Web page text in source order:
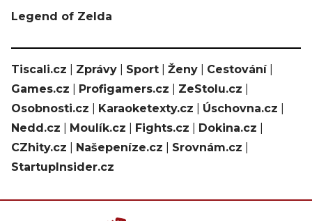
Legend of Zelda
Tiscali.cz Zprávy Sport Ženy Cestování|
Games.cz
Profigamers.cz ZeStolu.cz
Osobnosti.cz
Karaoketexty.cz Úschovna.cz
Nedd.cz
Moulík.cz Fights.cz Dokina.cz
CZhity.cz
Našepeníze.cz Srovnám.cz
StartupInsider.cz